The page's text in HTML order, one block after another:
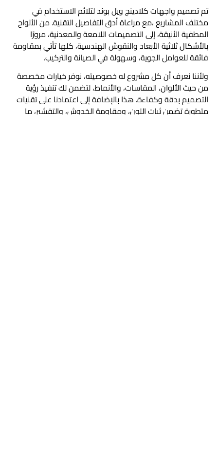
تم تصميمواجهات كلادينجويل بوند لتلائم الاستخدام في
مختلف المشاريع ،مع مراعاة أدق التفاصيل التقنية. من الألواح
المطفية الأنيقة، إلى التصميمات اللامعة والمعدنية، مرورًا
بالأشكال ثلاثية الأبعاد والنقوش الهندسية، كلها تأتي بمقاومة
فائقة للعوامل الجوية، وسهولة في الصيانة والتركيب.
ولأننا نعرف أن كل مشروع له خصوصيته، نوفر خيارات مخصصة
من حيث الألوان، المقاسات، والأنماط، لتضمن لك تنفيذ رؤية
التصميم بدقة وكفاءة. هذا بالإضافة إلى اعتمادنا على تقنيات
متطورة تضمن ثبات اللون، ومقاومة الخدوش، والتقشير، ما